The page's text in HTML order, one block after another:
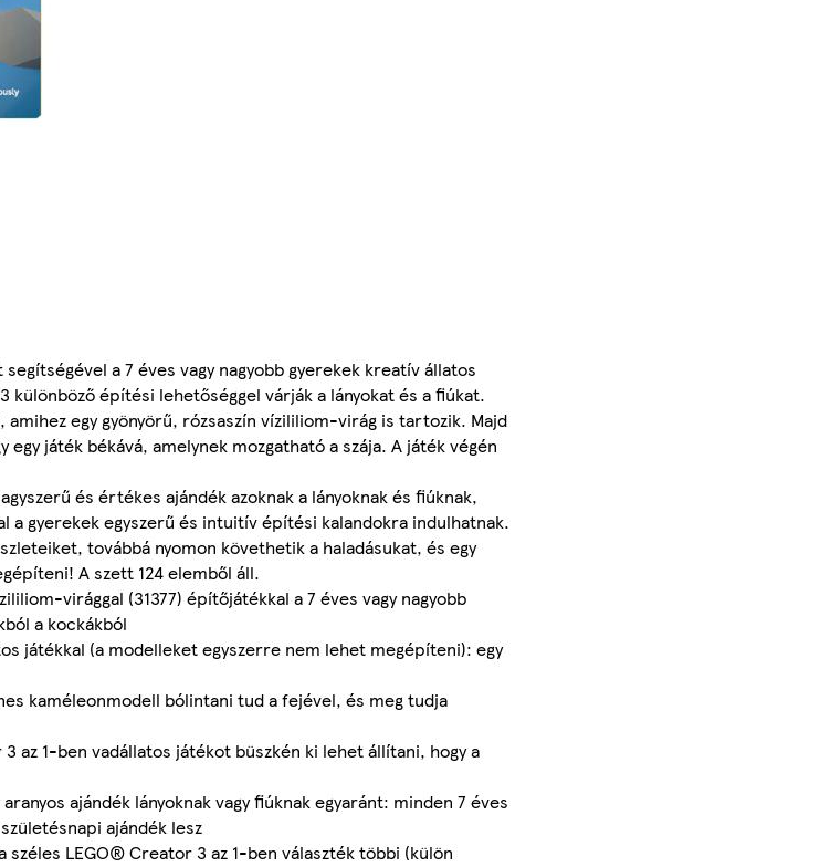
a 7 éves vagy nagyobb gyerekek kreatív állatos
építési lehetőséggel várják a lányokat és a fiúkat.
egy gyönyörű, rózsaszín vízililiom-virág is tartozik. Majd
játék békává, amelynek mozgatható a szája. A játék végén
és értékes ajándék azoknak a lányoknak és fiúknak,
gyerekek egyszerű és intuitív építési kalandokra indulhatnak.
továbbá nyomon követhetik a haladásukat, és egy
A szett 124 elemből áll.
virággal (31377) építőjátékkal a 7 éves vagy nagyobb
a kockákból
játékkal (a modelleket egyszerre nem lehet megépíteni): egy
kaméleonmodell bólintani tud a fejével, és meg tudja
az 1-ben vadállatos játékot büszkén ki lehet állítani, hogy a
ajándék lányoknak vagy fiúknak egyaránt: minden 7 éves
ajándék lesz
LEGO® Creator 3 az 1-ben választék többi (külön